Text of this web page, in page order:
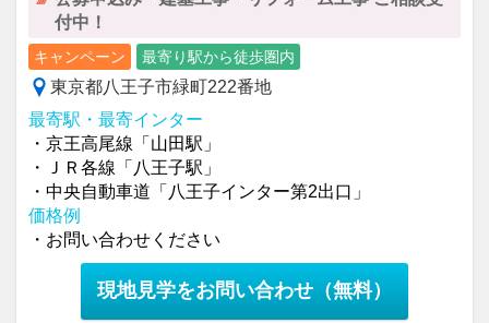
付中！
キャンペーン 最寄り駅から徒歩圏内
東京都八王子市緑町222番地
最寄駅・最寄インター
・京王高尾線「山田駅」
・ＪＲ各線「八王子駅」
・中央自動車道「八王子インター第2出口」
価格例
・お問い合わせください
現地見学をお問い合わせ （無料）